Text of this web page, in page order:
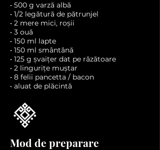
Mod de preparare
• 500 g varză albă
• 1/2 legătură de pătrunjel
• 2 mere mici, roșii
• 3 ouă
• 150 ml lapte
• 150 ml smântână
• 125 g șvaițer dat pe răzătoare
• 2 lingurițe muștar
• 8 felii pancetta / bacon
• aluat de plăcintă